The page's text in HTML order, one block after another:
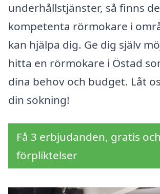
underhållstjänster, så finns
kompetenta rörmokare i
kan hjälpa dig. Ge dig själv
hitta en rörmokare i Östad
dina behov och budget. Låt
din sökning!
Få 3 erbjudanden, gratis
förpliktelser